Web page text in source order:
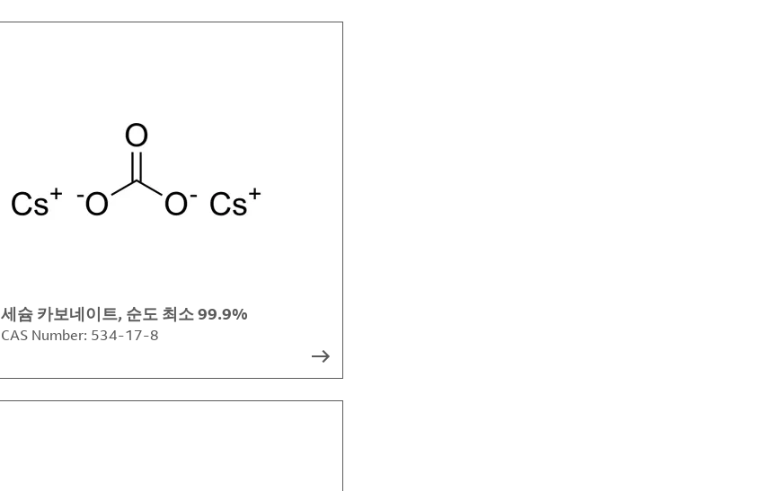
세슘 카보네이트, 순도 최소 99.9%
CAS Number: 534-17-8